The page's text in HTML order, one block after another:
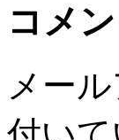
コメ
メー